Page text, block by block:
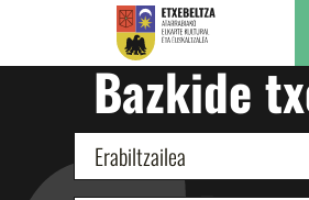
Bazkide